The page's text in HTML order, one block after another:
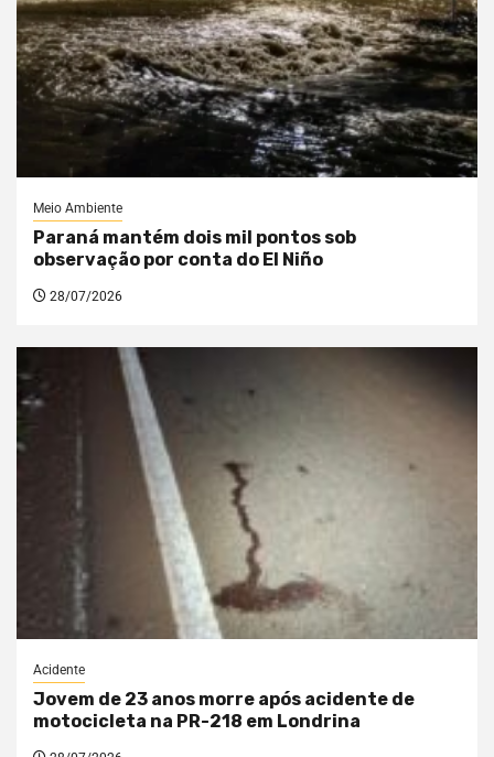
Meio Ambiente
Paraná mantém dois mil pontos sob
observação por conta do El Niño
28/07/2026
Acidente
Jovem de 23 anos morre após acidente de
motocicleta na PR-218 em Londrina